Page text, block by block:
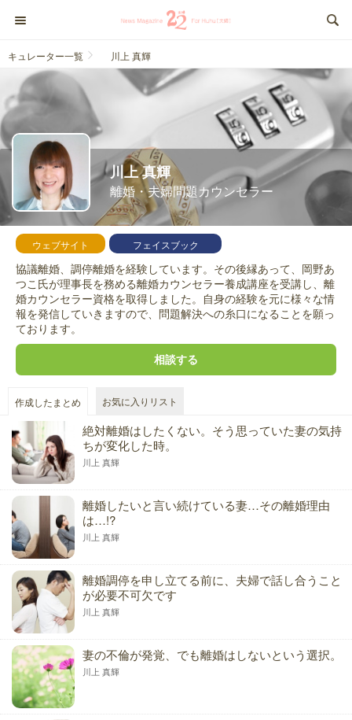
キュレーター一覧 川上 真輝
川上 真輝
離婚・夫婦問題カウンセラー
ウェブサイト フェイスブック
協議離婚、調停離婚を経験しています。その後縁あって、岡野あ
つこ氏が理事長を務める離婚カウンセラー養成講座を受講し、離
婚カウンセラー資格を取得しました。自身の経験を元に様々な情
報を発信していきますので、問題解決への糸口になることを願っ
ております。
相談する
作成したまとめ お気に入りリスト
絶対離婚はしたくない。そう思っていた妻の気持
ちが変化した時。
川上 真輝
離婚したいと言い続けている妻…その離婚理由
は…!?
川上 真輝
離婚調停を申し立てる前に、夫婦で話し合うこと
が必要不可欠です
川上 真輝
妻の不倫が発覚、でも離婚はしないという選択。
川上 真輝